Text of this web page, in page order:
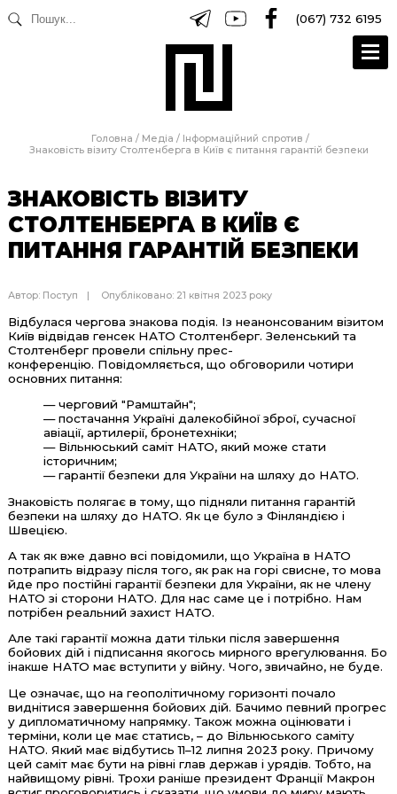
(067) 732 6195
Головна / Медіа / Інформаційний спротив /
Знаковість візиту Столтенберга в Київ є питання гарантій безпеки
ЗНАКОВІСТЬ ВІЗИТУ
СТОЛТЕНБЕРГА В КИЇВ Є
ПИТАННЯ ГАРАНТІЙ БЕЗПЕКИ
Автор: Поступ Опубліковано: 21 квітня 2023 року
Відбулася чергова знакова подія. Із неанонсованим візитом
Київ відвідав генсек НАТО Столтенберг. Зеленський та
Столтенберг провели спільну прес-
конференцію. Повідомляється, що обговорили чотири
основних питання:
— черговий "Рамштайн";
— постачання Україні далекобійної зброї, сучасної
авіації, артилерії, бронетехніки;
— Вільнюський саміт НАТО, який може стати
історичним;
— гарантії безпеки для України на шляху до НАТО.
Знаковість полягає в тому, що підняли питання гарантій
безпеки на шляху до НАТО. Як це було з Фінляндією і
Швецією.
А так як вже давно всі повідомили, що Україна в НАТО
потрапить відразу після того, як рак на горі свисне, то мова
йде про постійні гарантії безпеки для України, як не члену
НАТО зі сторони НАТО. Для нас саме це і потрібно. Нам
потрібен реальний захист НАТО.
Але такі гарантії можна дати тільки після завершення
бойових дій і підписання якогось мирного врегулювання. Бо
інакше НАТО має вступити у війну. Чого, звичайно, не буде.
Це означає, що на геополітичному горизонті почало
виднітися завершення бойових дій. Бачимо певний прогрес
у дипломатичному напрямку. Також можна оцінювати і
терміни, коли це має статись, – до Вільнюського саміту
НАТО. Який має відбутись 11–12 липня 2023 року. Причому
цей саміт має бути на рівні глав держав і урядів. Тобто, на
найвищому рівні. Трохи раніше президент Франції Макрон